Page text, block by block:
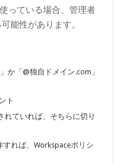
っている場合、管理者
能性があります。
か「@独自ドメイン.com」
ト
れていれば、そちらに切り
れば、Workspaceポリシ